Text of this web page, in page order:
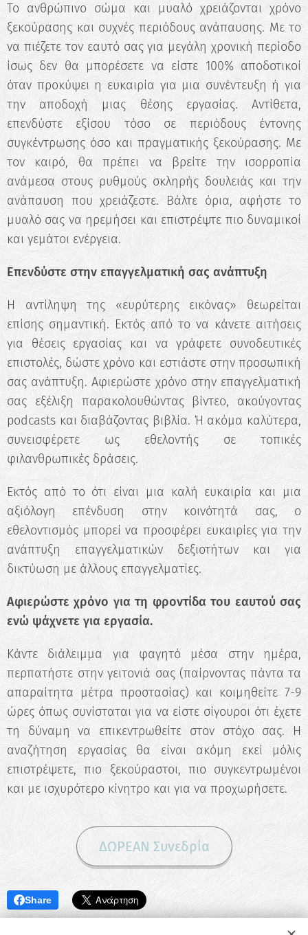
✖
Κάνε το Δωρεάν Τεστ
Επαγγελματικού
Προσανατολισμού!
Ανακάλυψε τις πραγματικές σου
δυνατότητες και σχεδίασε την ιδανική
καριέρα.
Ξεκίνα τώρα
Το ανθρώπινο σώμα και μυαλό χρειάζονται χρόνο
ξεκούρασης και συχνές περιόδους ανάπαυσης. Με το
να πιέζετε τον εαυτό σας για μεγάλη χρονική περίοδο
ίσως δεν θα μπορέσετε να είστε 100% αποδοτικοί
όταν προκύψει η ευκαιρία για μια συνέντευξη ή για
την αποδοχή μιας θέσης εργασίας. Αντίθετα,
επενδύστε εξίσου τόσο σε περιόδους έντονης
συγκέντρωσης όσο και πραγματικής ξεκούρασης. Με
τον καιρό, θα πρέπει να βρείτε την ισορροπία
ανάμεσα στους ρυθμούς σκληρής δουλειάς και την
ανάπαυση που χρειάζεστε. Βάλτε όρια, αφήστε το
μυαλό σας να ηρεμήσει και επιστρέψτε πιο δυναμικοί
και γεμάτοι ενέργεια.
Επενδύστε στην επαγγελματική σας ανάπτυξη
Η αντίληψη της «ευρύτερης εικόνας» θεωρείται
επίσης σημαντική. Εκτός από το να κάνετε αιτήσεις
για θέσεις εργασίας και να γράφετε συνοδευτικές
επιστολές, δώστε χρόνο και εστιάστε στην προσωπική
σας ανάπτυξη. Αφιερώστε χρόνο στην επαγγελματική
σας εξέλιξη παρακολουθώντας βίντεο, ακούγοντας
podcasts και διαβάζοντας βιβλία. Ή ακόμα καλύτερα,
συνεισφέρετε ως εθελοντής σε τοπικές
φιλανθρωπικές δράσεις.
Εκτός από το ότι είναι μια καλή ευκαιρία και μια
αξιόλογη επένδυση στην κοινότητά σας, ο
εθελοντισμός μπορεί να προσφέρει ευκαιρίες για την
ανάπτυξη επαγγελματικών δεξιοτήτων και για
δικτύωση με άλλους επαγγελματίες.
Αφιερώστε χρόνο για τη φροντίδα του εαυτού σας
ενώ ψάχνετε για εργασία.
Κάντε διάλειμμα για φαγητό μέσα στην ημέρα,
περπατήστε στην γειτονιά σας (παίρνοντας πάντα τα
απαραίτητα μέτρα προστασίας) και κοιμηθείτε 7-9
ώρες όπως συνίσταται για να είστε σίγουροι ότι έχετε
τη δύναμη να επικεντρωθείτε στον στόχο σας. Η
αναζήτηση εργασίας θα είναι ακόμη εκεί μόλις
επιστρέψετε, πιο ξεκούραστοι, πιο συγκεντρωμένοι
και με ισχυρότερο κίνητρο και για να προχωρήσετε.
ΔΩΡΕΑΝ Συνεδρία
Share